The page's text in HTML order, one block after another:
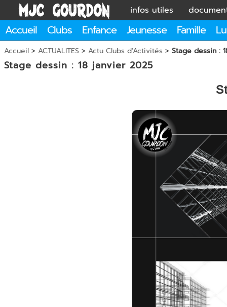
infos utiles
Accueil Clubs Enfance Jeunesse Famille
Accueil > ACTUALITES > Actu Clubs d'Activités > Stage dessin :
Stage dessin : 18 janvier 2025